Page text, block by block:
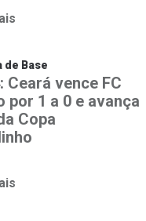
de Base
Ceará vence FC
por 1 a 0 e avança
Copa